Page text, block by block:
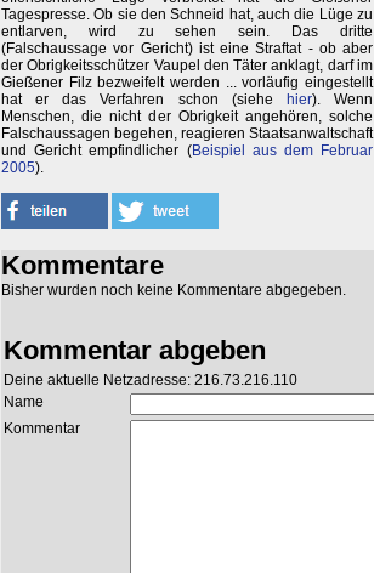
Tagespresse. Ob sie den Schneid hat, auch die Lüge zu
entlarven, wird zu sehen sein. Das dritte
(Falschaussage vor Gericht) ist eine Straftat - ob aber
der Obrigkeitsschützer Vaupel den Täter anklagt, darf im
Gießener Filz bezweifelt werden ... vorläufig eingestellt
hat er das Verfahren schon (siehe
hier). Wenn
Menschen, die nicht der Obrigkeit angehören, solche
Falschaussagen begehen, reagieren Staatsanwaltschaft
und Gericht empfindlicher (Beispiel aus dem Februar
2005).
Kommentare
Bisher wurden noch keine Kommentare abgegeben.
Kommentar abgeben
Deine aktuelle Netzadresse: 216.73.216.110
Name
Kommentar